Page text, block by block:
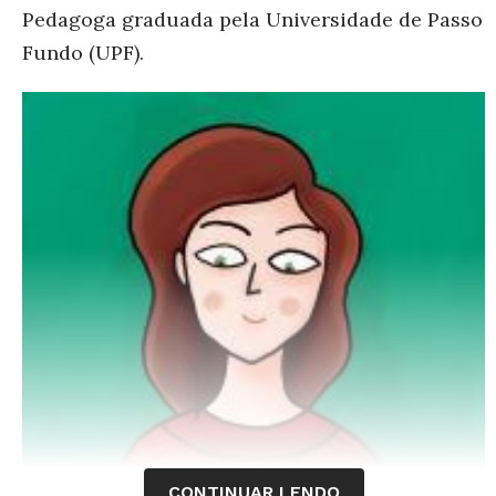
Pedagoga graduada pela Universidade de Passo
Fundo (UPF).